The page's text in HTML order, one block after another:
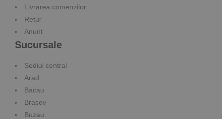
Livrarea comenzilor
Retur
Anunt
Sucursale
Sediul central
Arad
Bacau
Brasov
Buzau